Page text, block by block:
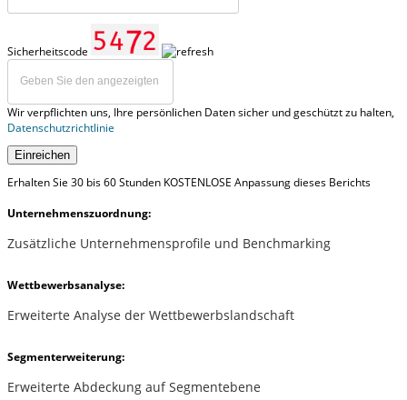
Sicherheitscode
Wir verpflichten uns, Ihre persönlichen Daten sicher und geschützt zu halten,
Datenschutzrichtlinie
Einreichen
Erhalten Sie 30 bis 60 Stunden KOSTENLOSE Anpassung dieses Berichts
Unternehmenszuordnung:
Zusätzliche Unternehmensprofile und Benchmarking
Wettbewerbsanalyse:
Erweiterte Analyse der Wettbewerbslandschaft
Segmenterweiterung:
Erweiterte Abdeckung auf Segmentebene